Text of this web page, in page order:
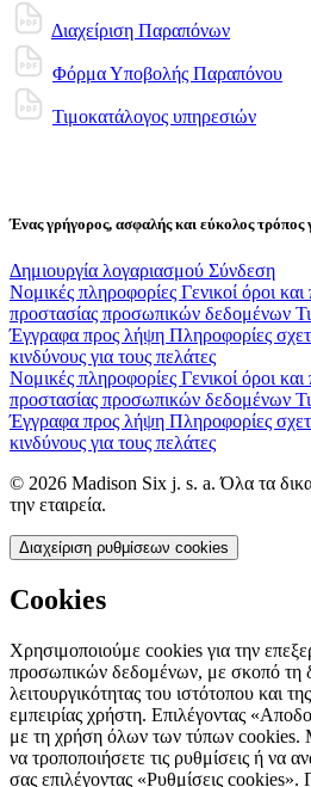
Διαχείριση Παραπόνων
Φόρμα Υποβολής Παραπόνου
Τιμοκατάλογος υπηρεσιών
Ένας γρήγορος, ασφαλής και εύκολος τρόπος
Δημιουργία λογαριασμού Σύνδεση
Νομικές πληροφορίες Γενικοί όροι
προστασίας προσωπικών δεδομένων
Έγγραφα προς λήψη Πληροφορίες
κινδύνους για τους πελάτες
Νομικές πληροφορίες Γενικοί όροι
προστασίας προσωπικών δεδομένων
Έγγραφα προς λήψη Πληροφορίες
κινδύνους για τους πελάτες
© 2026 Madison Six j. s. a. Όλα τα
την εταιρεία.
Διαχείριση ρυθμίσεων cookies
Cookies
Χρησιμοποιούμε cookies για την
προσωπικών δεδομένων, με σκοπό τη
λειτουργικότητας του ιστότοπου και
εμπειρίας χρήστη. Επιλέγοντας
με τη χρήση όλων των τύπων cookies.
να τροποποιήσετε τις ρυθμίσεις ή να
σας επιλέγοντας «Ρυθμίσεις cookies».